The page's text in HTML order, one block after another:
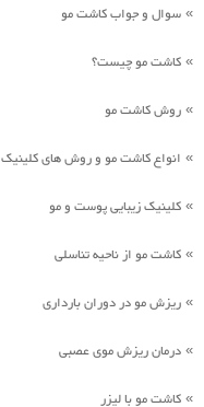
» سوال و جواب کاشت مو
» کاشت مو چیست؟
» روش کاشت مو
» انواع کاشت مو و روش های کلینیک
» کلینیک زیبایی پوست و مو
» کاشت مو از ناحیه تناسلی
» ریزش مو در دوران بارداری
» درمان ریزش موی عصبی
» کاشت مو با لیزر